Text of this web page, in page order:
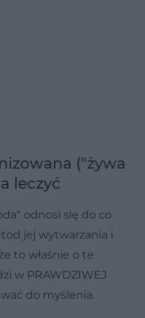
("żywa
leczyć
odnosi się do co
jej wytwarzania i
to właśnie o te
w PRAWDZIWEJ
do myślenia.